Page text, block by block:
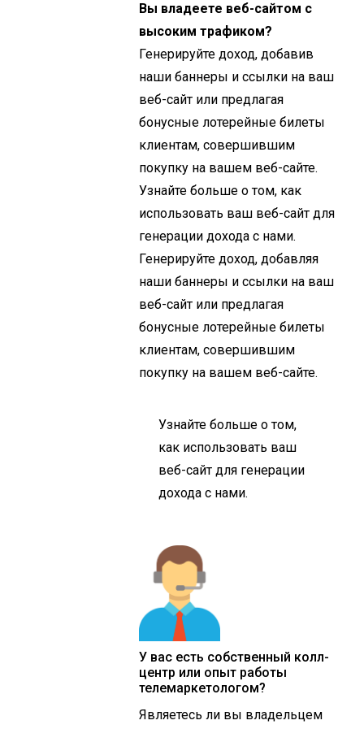
Вы владеете веб-сайтом с
высоким трафиком?
Генерируйте доход, добавив
наши баннеры и ссылки на ваш
веб-сайт или предлагая
бонусные лотерейные билеты
клиентам, совершившим
покупку на вашем веб-сайте.
Узнайте больше о том, как
использовать ваш веб-сайт для
генерации дохода с нами.
Генерируйте доход, добавляя
наши баннеры и ссылки на ваш
веб-сайт или предлагая
бонусные лотерейные билеты
клиентам, совершившим
покупку на вашем веб-сайте.
Узнайте больше о том,
как использовать ваш
веб-сайт для генерации
дохода с нами.
У вас есть собственный колл-
центр или опыт работы
телемаркетологом?
Являетесь ли вы владельцем